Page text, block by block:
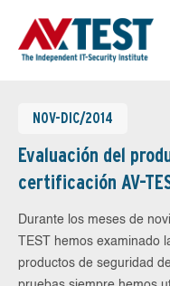
NOV-DIC/2014
Evaluación del
certificación AV-
Durante los meses de
TEST hemos examinado
productos de seguridad